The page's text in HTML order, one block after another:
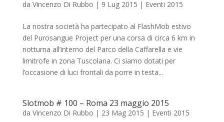
da Vincenzo Di Rubbo | 9 Lug 2015 | Eventi 2015
La nostra società ha partecipato al FlashMob estivo
del Purosangue Project per una corsa di circa 6 km in
notturna all’interno del Parco della Caffarella e vie
limitrofe in zona Tuscolana. Ci siamo dotati per
l’occasione di luci frontali da porre in testa...
Slotmob # 100 – Roma 23 maggio 2015
da Vincenzo Di Rubbo | 23 Mag 2015 | Eventi 2015